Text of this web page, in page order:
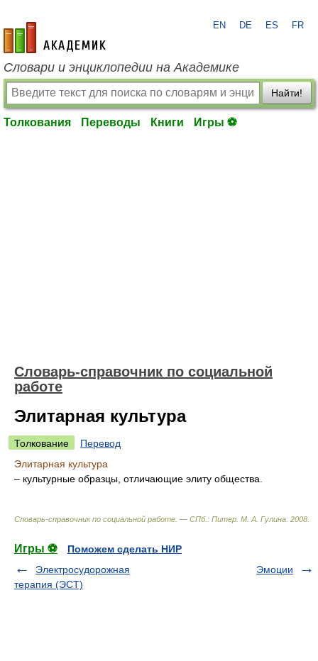
academic.ru
EN DE ES FR
Словари и энциклопедии на Академике
Найти!
Толкования Переводы Книги Игры ⚽
Словарь-справочник по социальной
работе
Элитарная культура
Толкование
Перевод
Элитарная культура
– культурные образцы, отличающие элиту общества.
Словарь-справочник по социальной работе. — СПб.: Питер М. А. Гулина 2008
Игры ⚽
Поможем сделать НИР
Электросудорожная
терапия (ЭСТ)
Эмоции